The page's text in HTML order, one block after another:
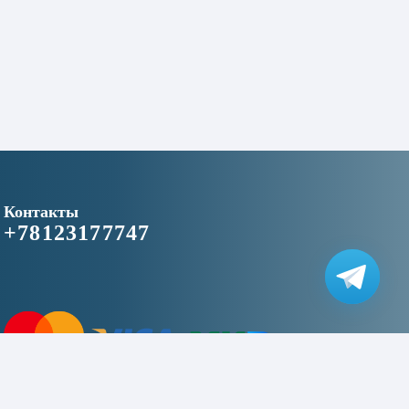
Контакты
+78123177747